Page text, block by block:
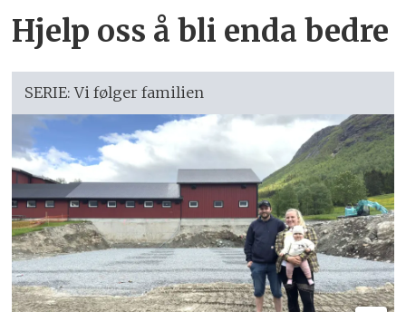
Hjelp oss å bli enda bedre
SERIE: Vi følger familien